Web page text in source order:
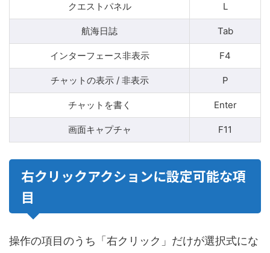
クエストパネル L
航海日誌 Tab
インターフェース非表示 F4
チャットの表示 / 非表示 P
チャットを書く Enter
画面キャプチャ F11
右クリックアクションに設定可能な項
目
操作の項目のうち「右クリック」だけが選択式にな